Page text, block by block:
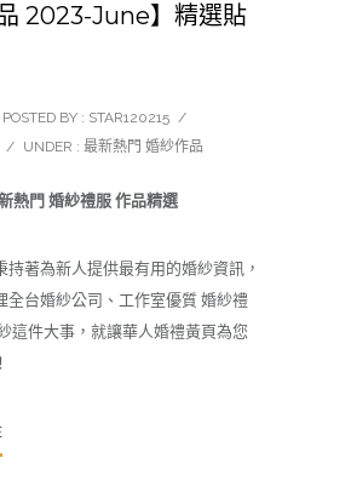
品 2023-June】精選貼
POSTED BY : STAR120215 /
/ UNDER : 最新熱門 婚紗作品
熱門 婚紗禮服 作品精選
持著為新人提供最有用的婚紗資訊，
全台婚紗公司、工作室優質 婚紗禮
這件大事，就讓華人婚禮黃頁為您